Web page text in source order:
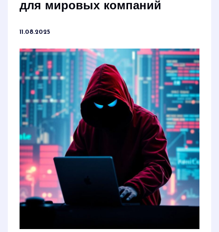
для мировых компаний
11.08.2025